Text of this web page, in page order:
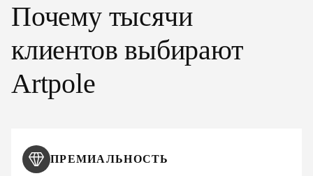
Почему тысячи
клиентов выбирают
Artpole
ПРЕМИАЛЬНОСТЬ